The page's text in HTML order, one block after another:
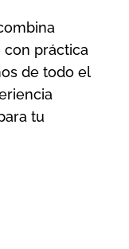
con práctica
de todo el
tu